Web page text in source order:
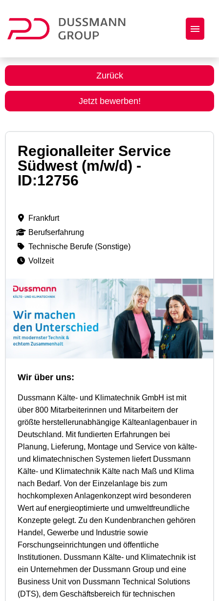
Jobs
Initiativbewerbung
Zurück
Jetzt bewerben!
Regionalleiter Service
Südwest (m/w/d) -
ID:12756
Frankfurt
Berufserfahrung
Technische Berufe (Sonstige)
Vollzeit
Wir über uns:
Dussmann Kälte- und Klimatechnik GmbH ist mit
über 800 Mitarbeiterinnen und Mitarbeitern der
größte herstellerunabhängige Kälteanlagenbauer in
Deutschland. Mit fundierten Erfahrungen bei
Planung, Lieferung, Montage und Service von kälte-
und klimatechnischen Systemen liefert Dussmann
Kälte- und Klimatechnik Kälte nach Maß und Klima
nach Bedarf. Von der Einzelanlage bis zum
hochkomplexen Anlagenkonzept wird besonderen
Wert auf energieoptimierte und umweltfreundliche
Konzepte gelegt. Zu den Kundenbranchen gehören
Handel, Gewerbe und Industrie sowie
Forschungseinrichtungen und öffentliche
Institutionen. Dussmann Kälte- und Klimatechnik ist
ein Unternehmen der Dussmann Group und eine
Business Unit von Dussmann Technical Solutions
(DTS), dem Geschäftsbereich für technischen